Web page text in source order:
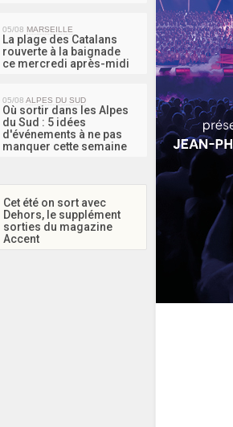
05/08 MARSEILLE
La plage des Catalans
rouverte à la baignade
ce mercredi après-midi
05/08 ALPES DU SUD
Où sortir dans les Alpes
du Sud : 5 idées
d'événements à ne pas
manquer cette semaine
Cet été on sort avec
Dehors, le supplément
sorties du magazine
Accent